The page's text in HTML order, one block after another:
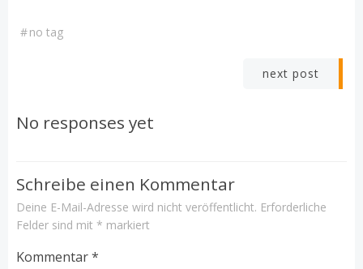
#no tag
Beitrags-
next post
No responses yet
Schreibe einen Kommentar
Deine E-Mail-Adresse wird nicht veröffentlicht. Erforderliche
Felder sind mit * markiert
Kommentar*